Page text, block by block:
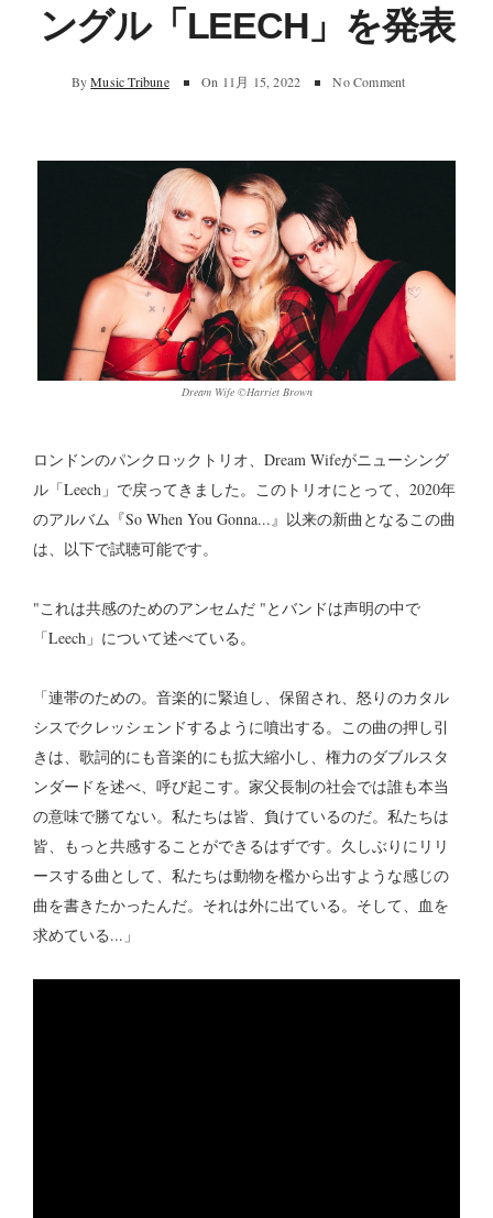
ングル「LEECH」を発表
By Music Tribune On 11月 15, 2022 No Comment
Dream Wife ©︎Harriet Brown
ロンドンのパンクロックトリオ、Dream Wifeがニューシング
ル「Leech」で戻ってきました。このトリオにとって、2020年
のアルバム『So When You Gonna...』以来の新曲となるこの曲
は、以下で試聴可能です。
"これは共感のためのアンセムだ "とバンドは声明の中で
「Leech」について述べている。
「連帯のための。音楽的に緊迫し、保留され、怒りのカタル
シスでクレッシェンドするように噴出する。この曲の押し引
きは、歌詞的にも音楽的にも拡大縮小し、権力のダブルスタ
ンダードを述べ、呼び起こす。家父長制の社会では誰も本当
の意味で勝てない。私たちは皆、負けているのだ。私たちは
皆、もっと共感することができるはずです。久しぶりにリリ
ースする曲として、私たちは動物を檻から出すような感じの
曲を書きたかったんだ。それは外に出ている。そして、血を
求めている...」